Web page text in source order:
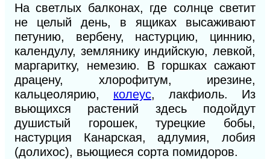
На светлых балконах, где солнце светит
не целый день, в ящиках высаживают
петунию, вербену, настурцию, циннию,
календулу, землянику индийскую, левкой,
маргаритку, немезию. В горшках сажают
драцену, хлорофитум, ирезине,
кальцеолярию, колеус, лакфиоль. Из
вьющихся растений здесь подойдут
душистый горошек, турецкие бобы,
настурция Канарская, адлумия, лобия
(долихос), вьющиеся сорта помидоров.